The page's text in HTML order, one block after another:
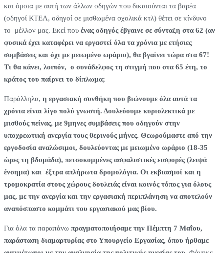
και όμοια με αυτή των άλλων οδηγών που δικαιούνται τα βαρέα
(οδηγοί ΚΤΕΛ, οδηγοί σε μισθωμένα σχολικά κτλ) θέτει σε κίνδυνο
το μέλλον μας. Εκεί που ένας οδηγός έβγαινε σε σύνταξη στα 62 (αν
φυσικά έχει καταφέρει να εργαστεί όλα τα χρόνια με ετήσιες
συμβάσεις και όχι με μειωμένο ωράριο), θα βγαίνει τώρα στα 67!
Τι θα κάνει, λοιπόν, ο συνάδελφος τη στιγμή που στα 65 έτη, το
κράτος του παίρνει το δίπλωμα;
Παράλληλα, η εργασιακή συνθήκη που βιώνουμε όλα αυτά τα
χρόνια είναι λίγο πολύ γνωστή. Δουλεύουμε κυριολεκτικά με
μισθούς πείνας, με 9μηνες συμβάσεις που οδηγούν στην
υποχρεωτική ανεργία τους θερινούς μήνες. Θεωρούμαστε από την
εργοδοσία αναλώσιμοι, δουλεύοντας με μειωμένο ωράριο (18-35
ώρες τη βδομάδα), πετσοκομμένες ασφαλιστικές εισφορές (λειψά
ένσημα) και έξτρα απλήρωτα δρομολόγια. Οι εκβιασμοί και η
τρομοκρατία στους χώρους δουλειάς είναι κοινός τόπος για όλους
μας, με την ανεργία και την εργασιακή περιπλάνηση να αποτελούν
αναπόσπαστο κομμάτι του εργασιακού μας βίου.
Για όλα τα παραπάνω πραγματοποιήσαμε την Πέμπτη 7 Μαΐου,
παράσταση διαμαρτυρίας στο Υπουργείο Εργασίας, όπου ήρθαμε